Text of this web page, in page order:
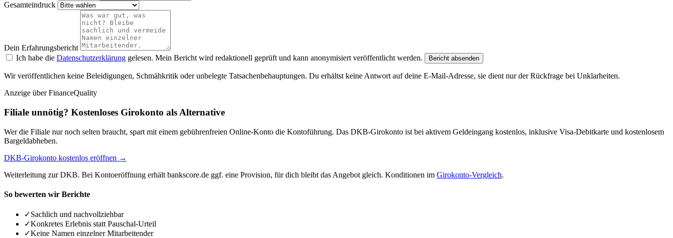
Gesamteindruck
Dein Erfahrungsbericht
Ich habe die Datenschutzerklärung gelesen. Mein Bericht wird redaktionell geprüft und kann anonymisiert veröffentlicht werden. Bericht absenden
Wir veröffentlichen keine Beleidigungen, Schmähkritik oder unbelegte Tatsachenbehauptungen. Du erhältst keine Antwort auf deine E-Mail-Adresse, sie dient nur der Rückfrage bei Unklarheiten.
Anzeige über FinanceQuality
Filiale unnötig? Kostenloses Girokonto als Alternative
Wer die Filiale nur noch selten braucht, spart mit einem gebührenfreien Online-Konto die Kontoführung. Das DKB-Girokonto ist bei aktivem Geldeingang kostenlos, inklusive Visa-Debitkarte und kostenlosem
Bargeldabheben.
DKB-Girokonto kostenlos eröffnen →
Weiterleitung zur DKB. Bei Kontoeröffnung erhält bankscore.de ggf. eine Provision, für dich bleibt das Angebot gleich. Konditionen im Girokonto-Vergleich.
So bewerten wir Berichte
✓Sachlich und nachvollziehbar
✓Konkretes Erlebnis statt Pauschal-Urteil
✓Keine Namen einzelner Mitarbeitender